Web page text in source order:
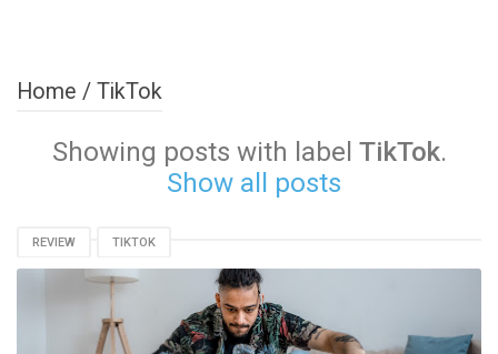
Home / TikTok
Showing posts with label TikTok.
Show all posts
REVIEW TIKTOK